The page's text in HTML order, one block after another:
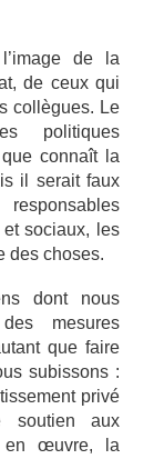
de la
de ceux qui
collègues. Le
politiques
connaît la
il serait faux
sociaux, les
des choses.
dont nous
mesures
que faire
subissons :
privé
soutien aux
en œuvre, la